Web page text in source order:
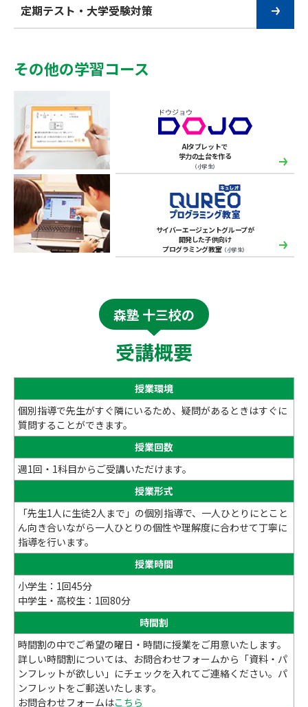
定期テスト・大学受験対策
その他の学習コース
AIタブレットで
学力の土台を作る
（小学生）
サイバーエージェントグループが
開発した子供向け
プログラミング教室（小学生）
森塾 十三校の
受講概要
授業環境
個別指導で先生がすぐ隣にいるため、疑問があるときはすぐに
質問することができます。
授業回数
週1回・1科目からご受講いただけます。
授業形式
「先生1人に生徒2人まで」の個別指導で、一人ひとりにとこと
ん向き合いながら一人ひとりの個性や理解度に合わせて丁寧に
指導を行います。
授業時間
小学生：1回45分
中学生・高校生：1回80分
時間割
時間割の中でご希望の曜日・時間に授業をご用意いたします。
詳しい時間割については、お問合わせフォームから「資料・パ
ンフレットが欲しい」にチェックを入れてご連絡ください。パ
ンフレットをご郵送いたします。
お問合わせフォームはこちら